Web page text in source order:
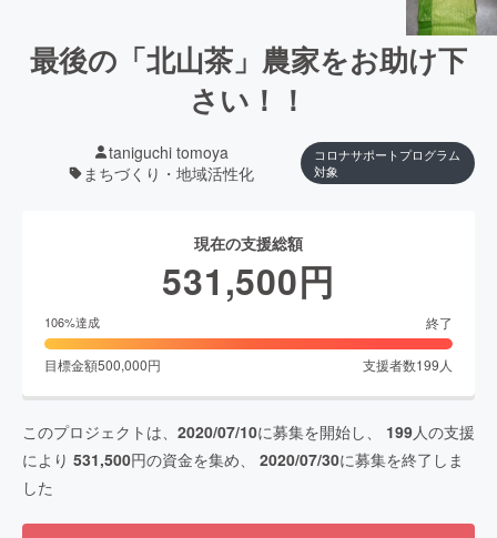
最後の「北山茶」農家をお助け下
さい！！
taniguchi tomoya
まちづくり・地域活性化
コロナサポートプログラム
対象
現在の支援総額
531,500円
106%達成 終了
目標金額500,000円 支援者数199 人
このプロジェクトは、 2020/07/10に募集を開始し、 199人の支援
により 531,500円の資金を集め、 2020/07/30に募集を終了しま
した